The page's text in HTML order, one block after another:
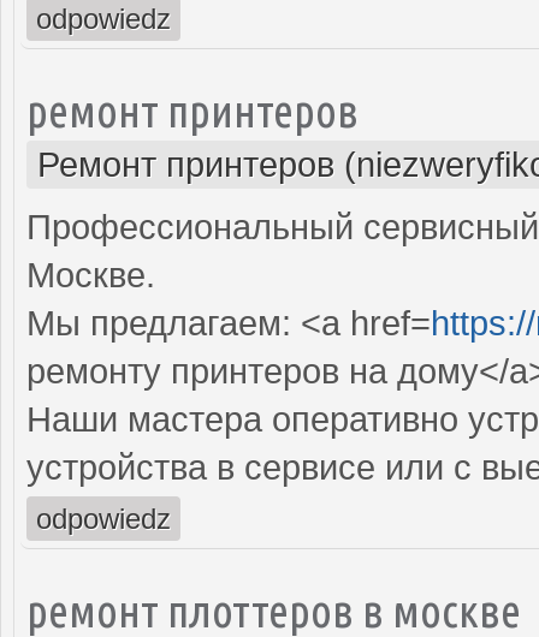
odpowiedz
ремонт принтеров
Ремонт принтеров
Профессиональный
Москве.
Мы предлагаем: <a href=
ремонту принтеров на дому</
Наши мастера оперативно
устройства в сервисе или с
odpowiedz
ремонт плоттеров в москве